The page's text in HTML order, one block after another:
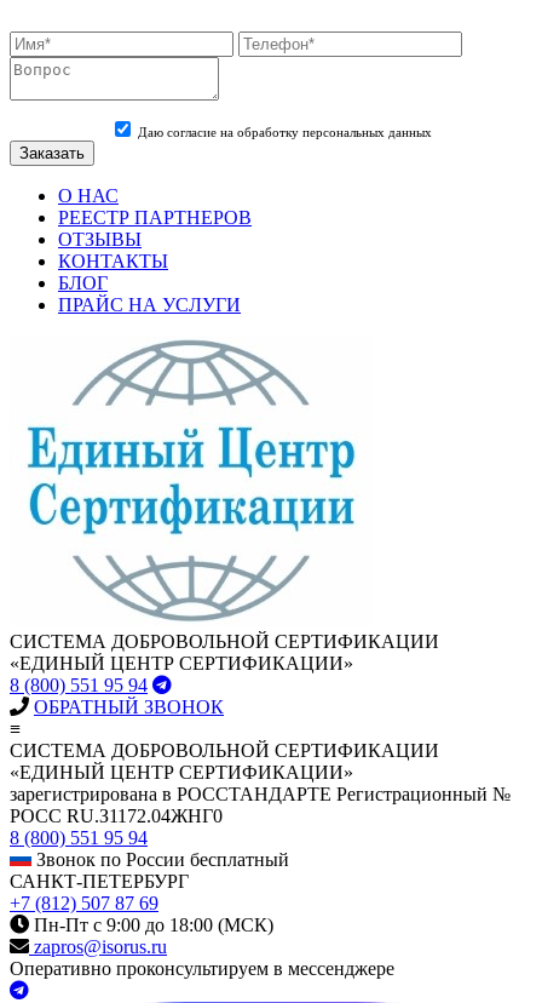
Даю согласие на обработку персональных данных
О НАС
РЕЕСТР ПАРТНЕРОВ
ОТЗЫВЫ
КОНТАКТЫ
БЛОГ
ПРАЙС НА УСЛУГИ
СИСТЕМА ДОБРОВОЛЬНОЙ СЕРТИФИКАЦИИ
«ЕДИНЫЙ ЦЕНТР СЕРТИФИКАЦИИ»
8 (800) 551 95 94
ОБРАТНЫЙ ЗВОНОК
≡
СИСТЕМА ДОБРОВОЛЬНОЙ СЕРТИФИКАЦИИ
«ЕДИНЫЙ ЦЕНТР СЕРТИФИКАЦИИ»
зарегистрирована в РОССТАНДАРТЕ Регистрационный №
РОСС RU.З1172.04ЖНГ0
8 (800) 551 95 94
Звонок по России бесплатный
САНКТ-ПЕТЕРБУРГ
+7 (812) 507 87 69
Пн-Пт с 9:00 до 18:00 (МСК)
zapros@isorus.ru
Оперативно проконсультируем в мессенджере